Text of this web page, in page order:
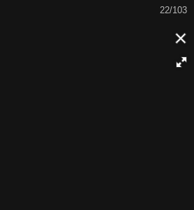
22/103